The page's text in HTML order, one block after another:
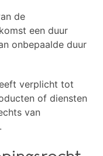
de
een duur
onbepaalde duur
verplicht tot
of diensten
van